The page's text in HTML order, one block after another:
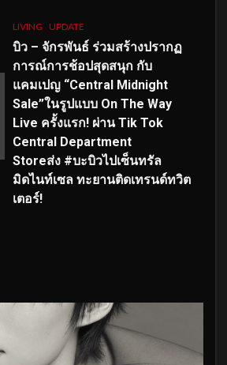
LIVING UPDATE
บิว – จักรพันธ์ ร่วมสร้างปรากฏ
การณ์การช้อปสุดสนุก กับ
แคมเปญ “Central Midnight
Sale”ในรูปแบบ On The Way
Live ครั้งแรก! ผ่าน Tik Tok
Central Department
Storeส่ง #บะบิวไปเซ็นทรัล
มิดไนท์เซล ทะยานติดเทรนด์ทวิต
เตอร์!